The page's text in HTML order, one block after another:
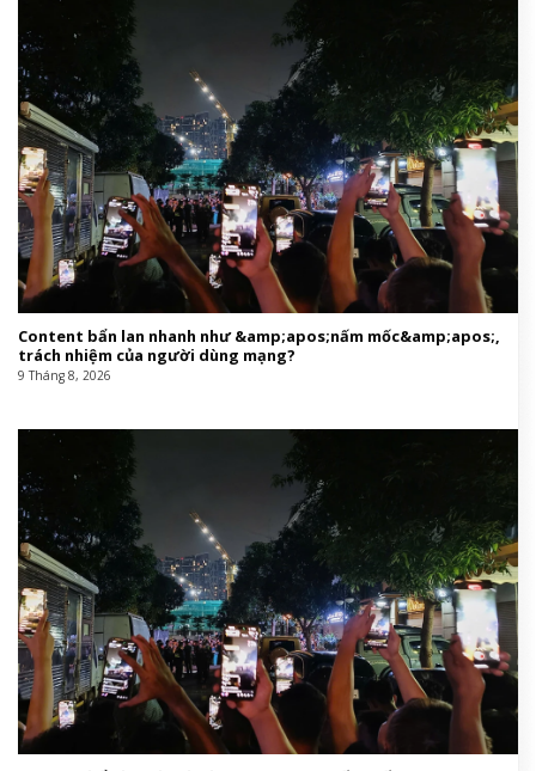
Content bẩn lan nhanh như &amp;apos;nấm mốc&amp;apos;,
trách nhiệm của người dùng mạng?
9 Tháng 8, 2026